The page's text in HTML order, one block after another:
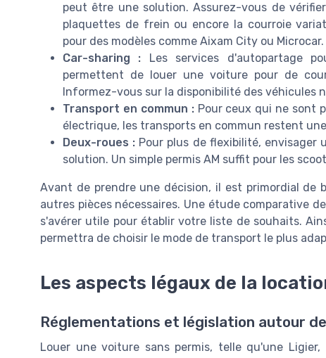
peut être une solution. Assurez-vous de
plaquettes de frein ou encore la courroie
pour des modèles comme Aixam City ou Microcar.
Car-sharing : Les services d'autopartage
permettent de louer une voiture pour de
Informez-vous sur la disponibilité des
Transport en commun :Pour ceux qui ne sont
électrique, les transports en commun restent
Deux-roues : Pour plus de flexibilité,
solution. Un simple permis AM suffit pour les
Avant de prendre une décision, il est primordial de
autres pièces nécessaires. Une étude comparative
s'avérer utile pour établir votre liste de souhaits.
permettra de choisir le mode de transport le plus
Les aspects légaux de la
Réglementations et législation autour
Louer une voiture sans permis, telle qu'une